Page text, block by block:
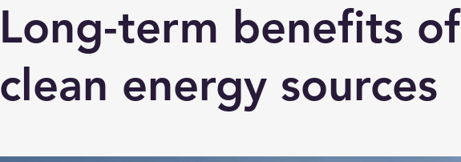
Long-term benefits of
clean energy sources